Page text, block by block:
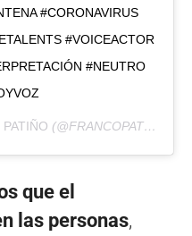
#CORONAVIRUS
#VOICEACTOR
#NEUTRO
(@FRANCOPATINIO) ON
que el
las personas,